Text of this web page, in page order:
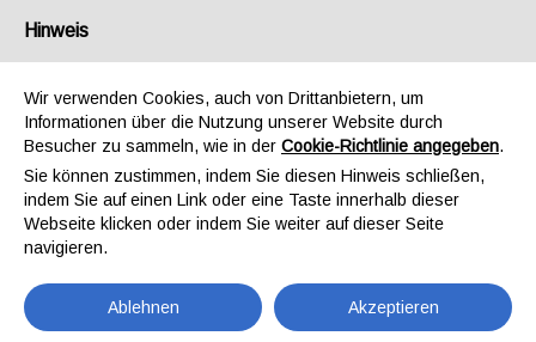
Hinweis
Wir verwenden Cookies, auch von Drittanbietern, um
Informationen über die Nutzung unserer Website durch
Besucher zu sammeln, wie in der Cookie-Richtlinie angegeben.
Sie können zustimmen, indem Sie diesen Hinweis schließen,
indem Sie auf einen Link oder eine Taste innerhalb dieser
Webseite klicken oder indem Sie weiter auf dieser Seite
navigieren.
Ablehnen Akzeptieren